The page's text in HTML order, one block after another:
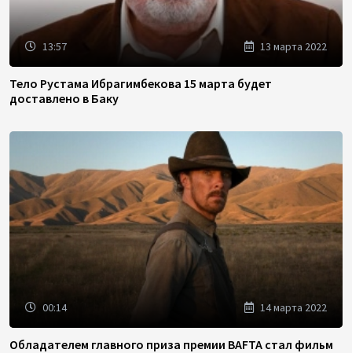
13:57 13 марта 2022
Тело Рустама Ибрагимбекова 15 марта будет
доставлено в Баку
00:14 14 марта 2022
Обладателем главного приза премии BAFTA стал фильм